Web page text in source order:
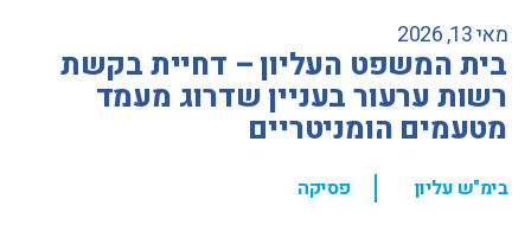
מאי 13, 2026
בית המשפט העליון – דחיית בקשת
רשות ערעור בעניין שדרוג מעמד
מטעמים הומניטריים
בימ"ש עליון , פסיקה